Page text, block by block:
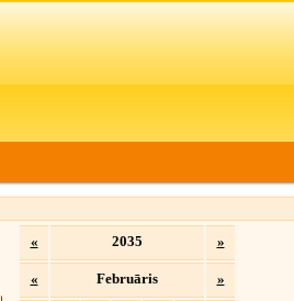
« 2035 »
« Februāris »